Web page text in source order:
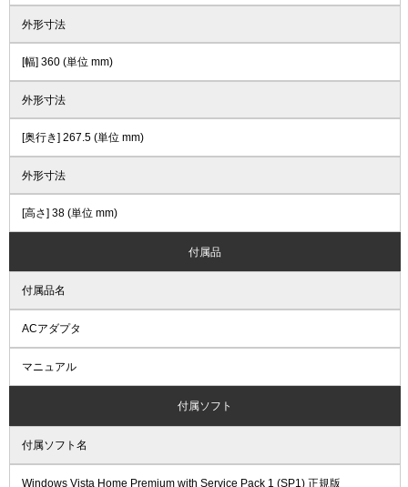
外形寸法
[幅] 360 (単位 mm)
外形寸法
[奥行き] 267.5 (単位 mm)
外形寸法
[高さ] 38 (単位 mm)
付属品
付属品名
ACアダプタ
マニュアル
付属ソフト
付属ソフト名
Windows Vista Home Premium with Service Pack 1 (SP1) 正規版